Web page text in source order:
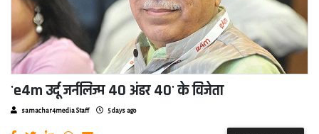
'e4m उर्दू जर्नलिज्म 40 अंडर 40' के विजेता
samachar4media Staff 5 days ago